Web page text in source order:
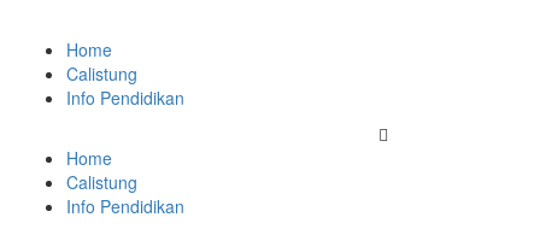
Home
Calistung
Info Pendidikan
Home
Calistung
Info Pendidikan